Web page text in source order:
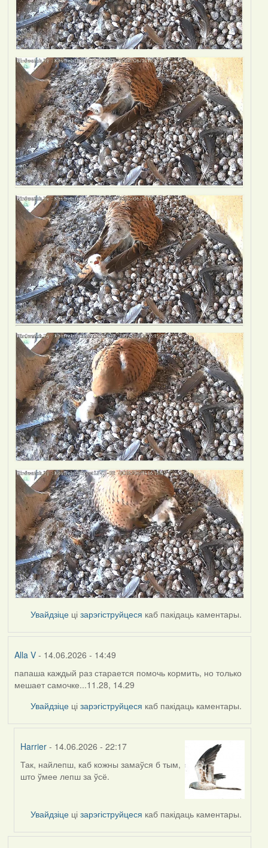
Увайдзіце цізарэгіструйцеся каб пакідаць каментары.
Alla V- 14.06.2026 - 14:49
папаша каждый раз старается помочь кормить, но только
мешает самочке...11.28, 14.29
Увайдзіце цізарэгіструйцеся каб пакідаць каментары.
Harrier - 14.06.2026 - 22:17
In
reply
Alla
V
Так, найлепш, каб кожны замаўся б тым,
што ўмее лепш за ўсё.
Увайдзіце цізарэгіструйцеся каб пакідаць каментары.